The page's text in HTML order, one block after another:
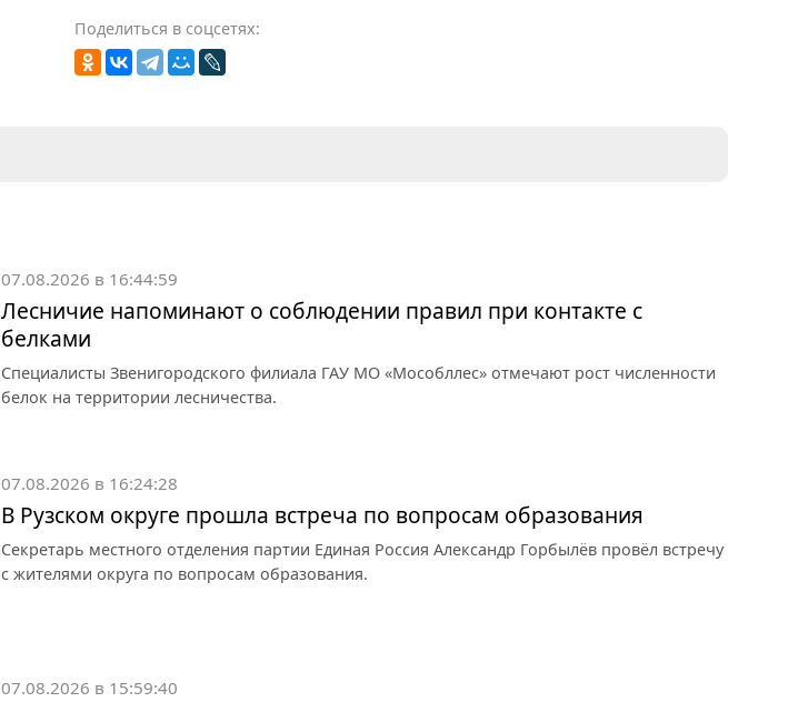
Поделиться в соцсетях:
07.08.2026 в 16:44:59
Лесничие напоминают о соблюдении правил при контакте с
белками
Специалисты Звенигородского филиала ГАУ МО «Мособллес» отмечают рост численности
белок на территории лесничества.
07.08.2026 в 16:24:28
В Рузском округе прошла встреча по вопросам образования
Секретарь местного отделения партии Единая Россия Александр Горбылёв провёл встречу
с жителями округа по вопросам образования.
07.08.2026 в 15:59:40